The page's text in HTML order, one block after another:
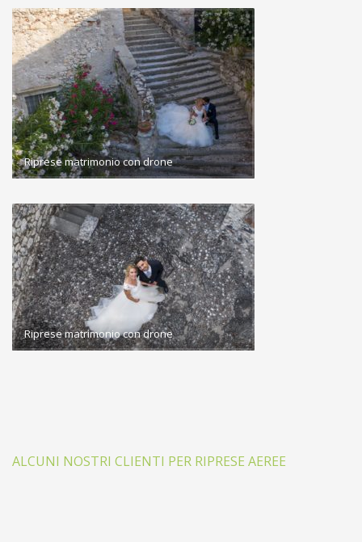
Riprese matrimonio con drone
Riprese matrimonio con drone
ALCUNI NOSTRI CLIENTI PER RIPRESE AEREE